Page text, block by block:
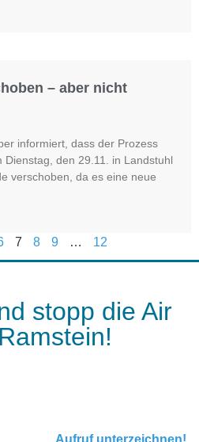
– aber nicht
informiert, dass der Prozess
den 29.11. in Landstuhl
verschoben, da es eine neue
7 8 9 … 12
stopp die Air